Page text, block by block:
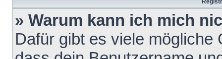
» Warum kann ich mich
Dafür gibt es viele